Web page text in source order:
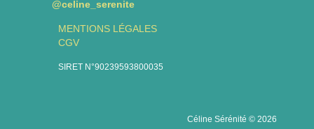
@celine_serenite
MENTIONS LÉGALES
CGV
SIRET N°90239593800035
Céline Sérénité © 2026